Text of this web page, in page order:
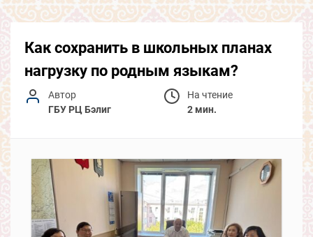
Как сохранить в школьных планах
нагрузку по родным языкам?
Автор
ГБУ РЦ Бэлиг
На чтение
2 мин.